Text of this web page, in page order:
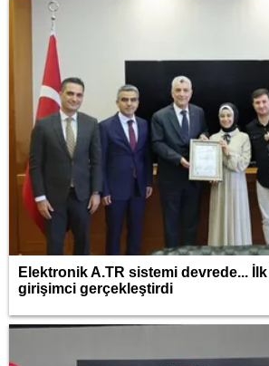
Elektronik A.TR sistemi devrede... İlk
girişimci gerçekleştirdi